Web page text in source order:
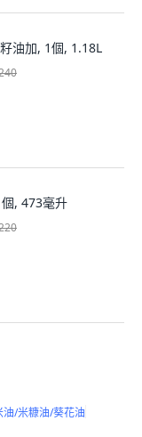
油加, 1個, 1.18L
, 473毫升
油/米糠油/葵花油